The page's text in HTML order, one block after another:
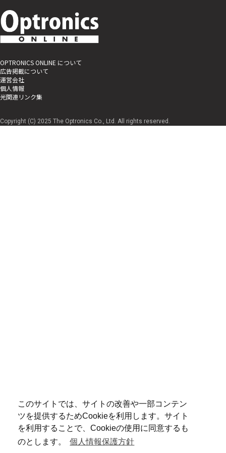
このサイトでは、サイトの改善や一部コンテン
ツを提供するためCookieを利用します。サイト
を利用することで、Cookieの使用に同意するも
のとします。
個人情報保護方針
OPTRONICS ONLINE について
広告掲載について
運営会社
個人情報
光関連リンク集
Copyright (C) 2025 The Optronics Co., Ltd. All rights reserved.